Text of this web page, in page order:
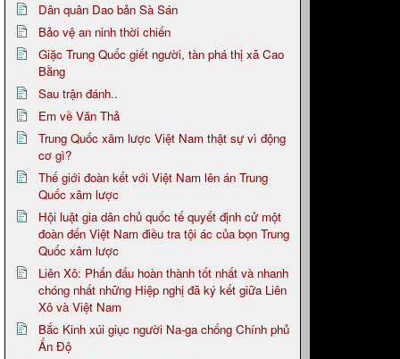
Dân quân Dao bản Sà Sán
Bảo vệ an ninh thời chiến
Giặc Trung Quốc giết người, tàn phá thị xã Cao
Bằng
Sau trận đánh..
Em về Văn Thả
Trung Quốc xâm lược Việt Nam thật sự vì động
cơ gì?
Thế giới đoàn kết với Việt Nam lên án Trung
Quốc xâm lược
Hội luật gia dân chủ quốc tế quyết định cử một
đoàn đến Việt Nam điều tra tội ác của bọn Trung
Quốc xâm lược
Liên Xô: Phấn đấu hoàn thành tốt nhất và nhanh
chóng nhất những Hiệp nghị đã ký kết giữa Liên
Xô và Việt Nam
Bắc Kinh xúi giục người Na-ga chống Chính phủ
Ấn Độ